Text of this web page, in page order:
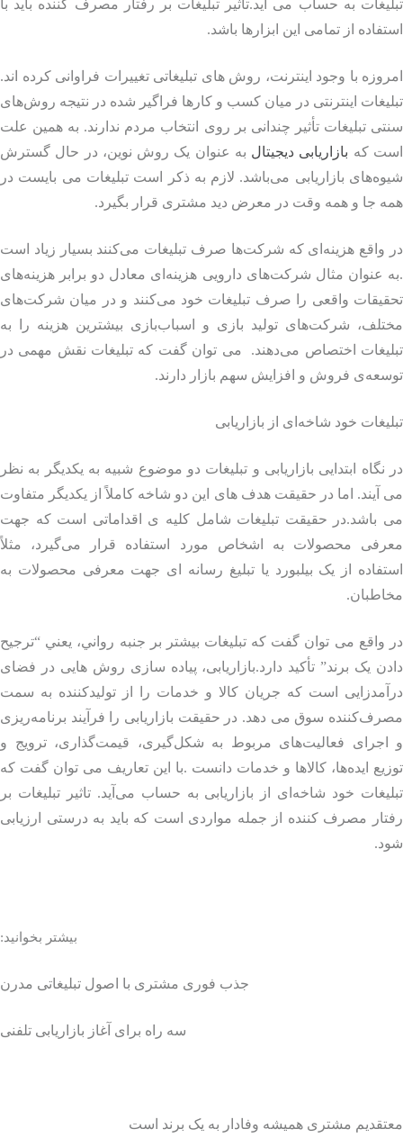
به حساب می آید.تاثیر تبلیغات بر رفتار مصرف کننده باید با
از تمامی این ابزارها باشد.
با وجود اینترنت، روش های تبلیغاتی تغییرات فراوانی کرده اند.
اینترنتی در میان کسب و کارها فراگیر شده در نتیجه روش‌های
تبلیغات تأثیر چندانی بر روی انتخاب مردم ندارند. به همین علت
کهبازاریابی دیجیتالبه عنوان یک روش نوین، در حال گسترش
بازاریابی می‌باشد. لازم به ذکر است تبلیغات می بایست در
جا و همه وقت در معرض دید مشتری قرار بگیرد.
واقع هزینه‌ای که شرکت‌ها صرف تبلیغات می‌کنند بسیار زیاد است
عنوان مثال شرکت‌های دارویی هزینه‌ای معادل دو برابر هزینه‌های
واقعی را صرف تبلیغات خود می‌کنند و در میان شرکت‌های
شرکت‌های تولید بازی و اسباب‌بازی بیشترین هزینه را به
اختصاص می‌دهند. می توان گفت که تبلیغات نقش مهمی در
فروش و افزایش سهم بازار دارند.
خود شاخه‌ای از بازاریابی
نگاه ابتدایی بازاریابی و تبلیغات دو موضوع شبیه به یکدیگر به نظر
آیند. اما در حقیقت هدف های این دو شاخه کاملاً از یکدیگر متفاوت
باشد.در حقیقت تبلیغات شامل کلیه ی اقداماتی است که جهت
محصولات به اشخاص مورد استفاده قرار می‌گیرد، مثلاً
از یک بیلبورد یا تبلیغ رسانه ای جهت معرفی محصولات به
واقع می توان گفت که تبليغات بيشتر بر جنبه رواني، يعني “ترجيح
یک برند” تأکید دارد.بازاریابی، پیاده سازی روش هایی در فضای
است که جریان کالا و خدمات را از تولیدکننده به سمت
سوق می دهد. در حقیقت بازاریابی را فرآیند برنامه‌ریزی
فعالیت‌های مربوط به شکل‌گیری، قیمت‌گذاری، ترویج و
ایده‌ها، کالاها و خدمات دانست .با این تعاریف می توان گفت که
خود شاخه‌ای از بازاریابی به حساب می‌آید. تاثیر تبلیغات بر
مصرف کننده از جمله مواردی است که باید به درستی ارزیابی
بیشتر بخوانید:
جذب فوری مشتری با اصول تبلیغاتی مدرن
سه راه برای آغاز بازاریابی تلفنی
مشتری همیشه وفادار به یک برند است